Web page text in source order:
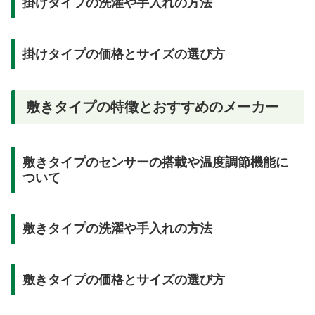
掛けタイプの価格とサイズの選び方
敷きタイプの特徴とおすすめのメーカー
敷きタイプのセンサーの搭載や温度調節機能に
ついて
敷きタイプの洗濯や手入れの方法
敷きタイプの価格とサイズの選び方